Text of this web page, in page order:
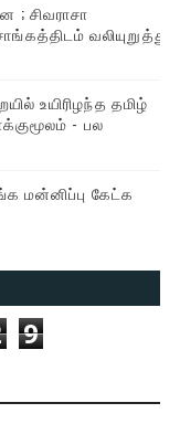
; சிவராசா
வலியுறுத்து
உயிரிழந்த தமிழ்
- பல
மன்னிப்பு கேட்க
9